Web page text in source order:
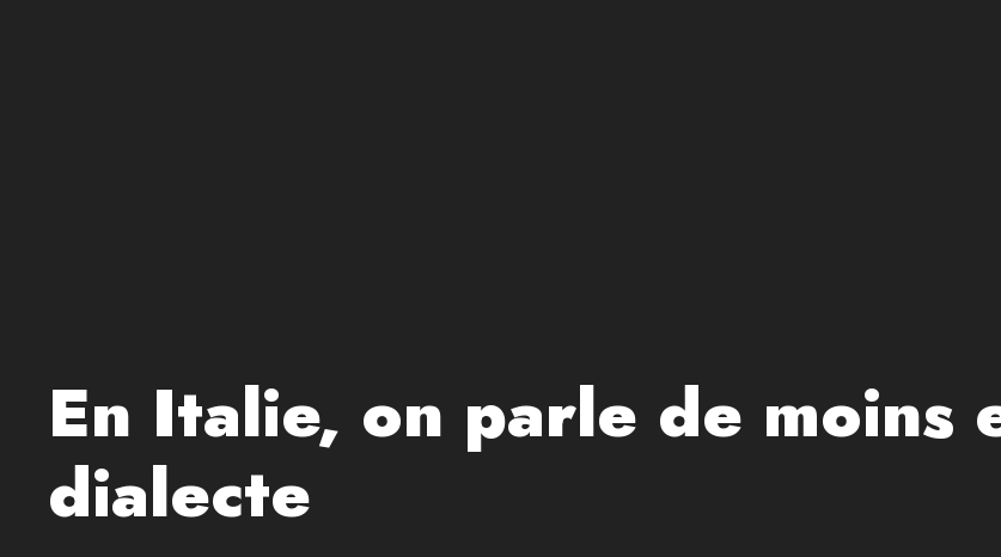
En Italie, on parle de moins
dialecte